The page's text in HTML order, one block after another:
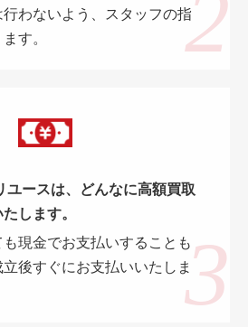
わないよう、スタッフの指
す。
ースは、どんなに高額買取
します。
現金でお支払いすることも
後すぐにお支払いいたしま